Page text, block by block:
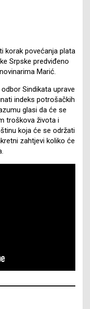
korak povećanja plata
Srpske predviđeno
Marić.
Sindikata uprave
indeks potrošačkih
glasi da će se
troškova života i
koja će se održati
zahtjevi koliko će